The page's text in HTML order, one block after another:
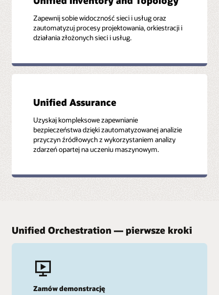
Zapewnij sobie widoczność sieci i usług oraz
zautomatyzuj procesy projektowania, orkiestracji i
działania złożonych sieci i usług.
Unified Assurance
Uzyskaj kompleksowe zapewnianie
bezpieczeństwa dzięki zautomatyzowanej analizie
przyczyn źródłowych z wykorzystaniem analizy
zdarzeń opartej na uczeniu maszynowym.
Unified Orchestration — pierwsze kroki
Zamów demonstrację